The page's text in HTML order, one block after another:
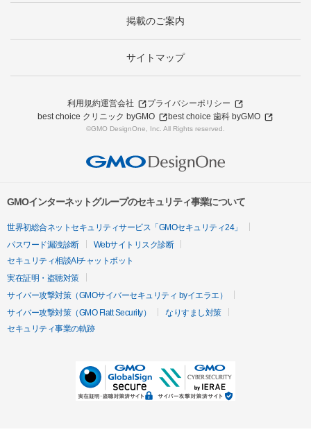
掲載のご案内
サイトマップ
利用規約運営会社
プライバシーポリシー
best choice クリニック byGMO
best choice 歯科 byGMO
©GMO DesignOne, Inc. All Rights reserved.
GMOインターネットグループのセキュリティ事業について
世界初総合ネットセキュリティサービス「GMOセキュリティ24」
パスワード漏洩診断
Webサイトリスク診断
セキュリティ相談AIチャットボット
実在証明・盗聴対策
サイバー攻撃対策（GMOサイバーセキュリティ byイエラエ）
サイバー攻撃対策（GMO Flatt Security）
なりすまし対策
セキュリティ事業の軌跡